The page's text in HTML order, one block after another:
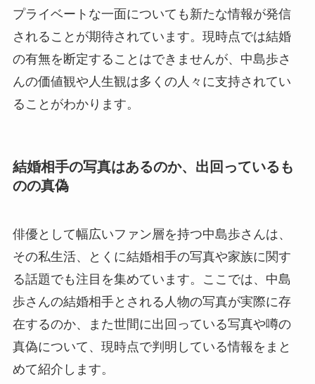
プライベートな一面についても新たな情報が発信
されることが期待されています。現時点では結婚
の有無を断定することはできませんが、中島歩さ
んの価値観や人生観は多くの人々に支持されてい
ることがわかります。
結婚相手の写真はあるのか、出回っているも
のの真偽
俳優として幅広いファン層を持つ中島歩さんは、
その私生活、とくに結婚相手の写真や家族に関す
る話題でも注目を集めています。ここでは、中島
歩さんの結婚相手とされる人物の写真が実際に存
在するのか、また世間に出回っている写真や噂の
真偽について、現時点で判明している情報をまと
めて紹介します。